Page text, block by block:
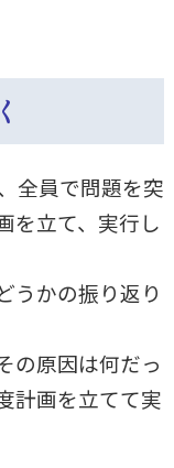
全員で問題を突
を立て、実行し
うかの振り返り
の原因は何だっ
計画を立てて実